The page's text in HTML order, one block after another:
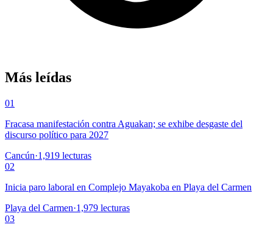
Más leídas
01
Fracasa manifestación contra Aguakan; se exhibe desgaste del
discurso político para 2027
Cancún·1,919 lecturas
02
Inicia paro laboral en Complejo Mayakoba en Playa del Carmen
Playa del Carmen·1,979 lecturas
03